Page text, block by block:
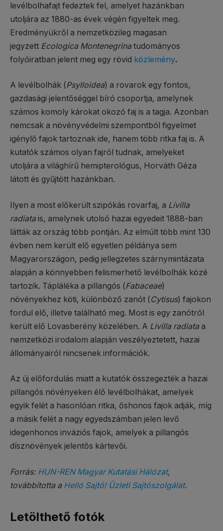
levélbolhafajt fedeztek fel, amelyet hazánkban
utoljára az 1880-as évek végén figyeltek meg.
Eredményükről a nemzetközileg magasan
jegyzett Ecologica Montenegrinatudományos
folyóiratban jelent meg egy rövid közlemény.
A levélbolhák (Psylloidea) a rovarok egy fontos,
gazdasági jelentőséggel bíró csoportja, amelynek
számos komoly károkat okozó faj is a tagja. Azonban
nemcsak a növényvédelmi szempontból figyelmet
igénylő fajok tartoznak ide, hanem több ritka faj is. A
kutatók számos olyan fajról tudnak, amelyeket
utoljára a világhírű hemipterológus, Horváth Géza
látott és gyűjtött hazánkban.
Ilyen a most előkerült szipókás rovarfaj, a Livilla
radiatais, amelynek utolsó hazai egyedeit 1888-ban
látták az ország több pontján. Az elmúlt több mint 130
évben nem került elő egyetlen példánya sem
Magyarországon, pedig jellegzetes szárnymintázata
alapján a könnyebben felismerhető levélbolhák közé
tartozik. Tápláléka a pillangós (Fabaceae)
növényekhez köti, különböző zanót (Cytisus) fajokon
fordul elő, illetve található meg. Most is egy zanótról
került elő Lovasberény közelében. A Livilla radiataa
nemzetközi irodalom alapján veszélyeztetett, hazai
állományairól nincsenek információk.
Az új előfordulás miatt a kutatók összegezték a hazai
pillangós növényeken élő levélbolhákat, amelyek
egyik felét a hasonlóan ritka, őshonos fajok adják, míg
a másik felét a nagy egyedszámban jelen levő
idegenhonos inváziós fajok, amelyek a pillangós
dísznövények jelentős kártevői.
Forrás: HUN-REN Magyar Kutatási Hálózat,
továbbította a Helló Sajtó! Üzleti Sajtószolgálat.
Letölthető fotók